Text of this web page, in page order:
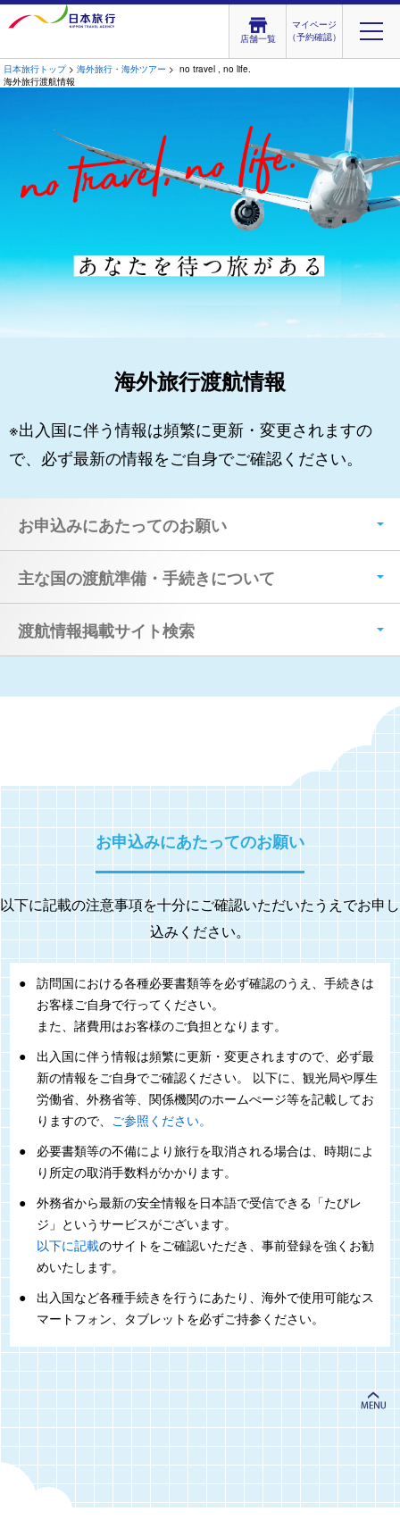
店舗一覧
マイページ
（予約確認）
日本旅行トップ>海外旅行・海外ツアー > no travel , no life.
海外旅行渡航情報
海外旅行渡航情報
※出入国に伴う情報は頻繁に更新・変更されますの
で、必ず最新の情報をご自身でご確認ください。
お申込みにあたってのお願い
主な国の渡航準備・手続きについて
渡航情報掲載サイト検索
お申込みにあたってのお願い
以下に記載の注意事項を十分にご確認いただいたうえでお申し
込みください。
訪問国における各種必要書類等を必ず確認のうえ、手続きは
お客様ご自身で行ってください。
また、諸費用はお客様のご負担となります。
出入国に伴う情報は頻繁に更新・変更されますので、必ず最
新の情報をご自身でご確認ください。 以下に、観光局や厚生
労働省、外務省等、関係機関のホームぺージ等を記載してお
りますので、 ご参照ください。
必要書類等の不備により旅行を取消される場合は、時期によ
り所定の取消手数料がかかります。
外務省から最新の安全情報を日本語で受信できる「たびレ
ジ」というサービスがございます。
以下に記載のサイトをご確認いただき、事前登録を強くお勧
めいたします。
出入国など各種手続きを行うにあたり、海外で使用可能なス
マートフォン、タブレットを必ずご持参ください。